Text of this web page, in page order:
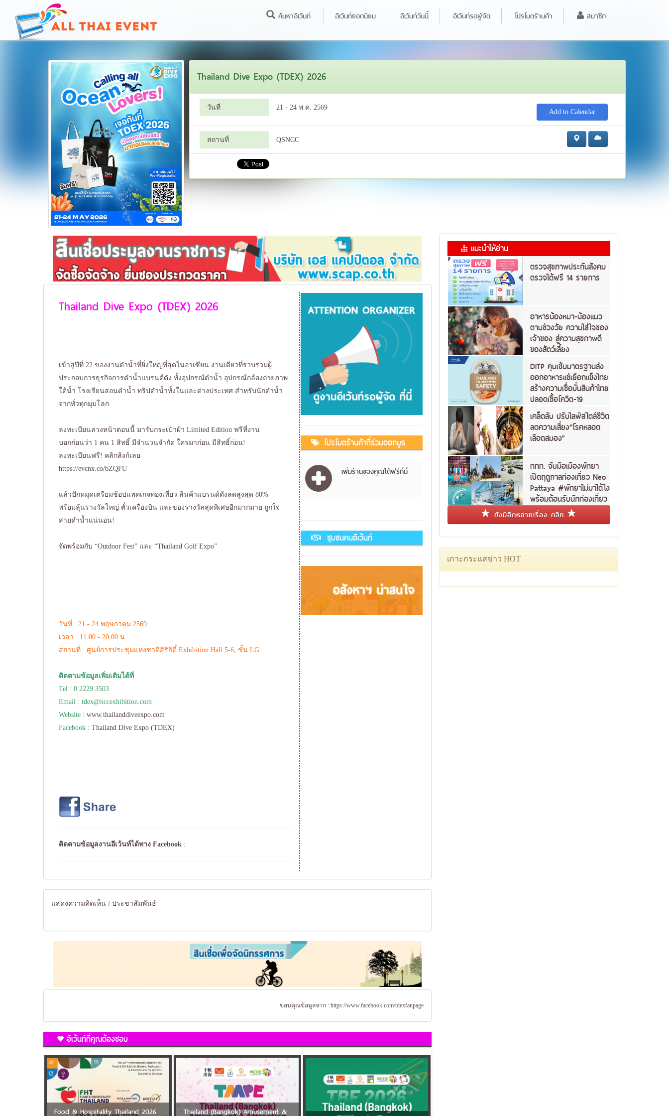
ค้นหาอีเว้นท์ อีเว้นท์ยอดนิยม อีเว้นท์วันนี้ อีเว้นท์รอผู้จัด โปรโมตร้านค้า สมาชิก
Thailand Dive Expo (TDEX) 2026
วันที่ 21 - 24 พ.ค. 2569
Add to Calendar
สถานที่ QSNCC
Thailand Dive Expo (TDEX) 2026
เข้าสู่ปีที่ 22 ของงานดำน้ำที่ยิ่งใหญ่ที่สุดในอาเซียน งานเดียวที่รวบรวมผู้
ประกอบการธุรกิจการดำน้ำแบรนด์ดัง ทั้งอุปกรณ์ดำน้ำ อุปกรณ์กล้องถ่ายภาพ
ใต้น้ำ โรงเรียนสอนดำน้ำ ทริปดำน้ำทั้งในและต่างประเทศ สำหรับนักดำน้ำ
จากทั่วทุกมุมโลก
ลงทะเบียนล่วงหน้าตอนนี้ มารับกระเป๋าผ้า Limited Edition ฟรีที่งาน
บอกก่อนว่า 1 คน 1 สิทธิ์ มีจำนวนจำกัด ใครมาก่อน มีสิทธิ์ก่อน!
ลงทะเบียนฟรี! คลิกลิงก์เลย
https://evcnx.co/bZQFU
แล้วปักหมุดเตรียมช้อปแพคเกจท่องเที่ยว สินค้าแบรนด์ดังลดสูงสุด 80%
พร้อมลุ้นรางวัลใหญ่ ตั๋วเครื่องบิน และของรางวัลสุดพิเศษอีกมากมาย ถูกใจ
สายดำน้ำแน่นอน!
จัดพร้อมกับ “Outdoor Fest” และ “Thailand Golf Expo”
วันที่ : 21 - 24 พฤษภาคม 2569
เวลา : 11.00 - 20.00 น.
สถานที่ : ศูนย์การประชุมแห่งชาติสิริกิติ์ Exhibition Hall 5-6, ชั้น LG
ติดตามข้อมูลเพิ่มเติมได้ที่
Tel : 0 2229 3503
Email : tdex@nccexhibition.com
Website : www.thailanddiveexpo.com
Facebook : Thailand Dive Expo (TDEX)
ติดตามข้อมูลงานอีเว้นท์ได้ทาง Facebook :
โปรโมตร้านค้าที่ร่วมออกบูธ
เพิ่มร้านของคุณได้ฟรีที่นี่
ชุมชนคนอีเว้นท์
แสดงความคิดเห็น / ประชาสัมพันธ์
ขอบคุณข้อมูลจาก : https://www.facebook.com/tdexfanpage
อีเว้นท์ที่คุณต้องชอบ
Food & Hospitality Thailand 2026
Thailand (Bangkok) Amusement &
แนะนำให้อ่าน
ตรวจสุขภาพประกันสังคม
ตรวจได้ฟรี 14 รายการ
อาหารน้องหมา-น้องแมว
ตามช่วงวัย ความใส่ใจของ
เจ้าของ สู่ความสุขภาพดี
ของสัตว์เลี้ยง
DITP คุมเข้มมาตรฐานส่ง
ออกอาหารแช่เยือกแข็งไทย
สร้างความเชื่อมั่นสินค้าไทย
ปลอดเชื้อโควิด-19
เคล็ดลับ ปรับไลฟ์สไตล์ชีวิต
ลดความเสี่ยง“โรคหลอด
เลือดสมอง”
ททท. จับมือเมืองพัทยา
เปิดฤดูกาลท่องเที่ยว Neo
Pattaya #พัทยาไม่มาได้ไง
พร้อมต้อนรับนักท่องเที่ยว
ชาวไทย
ยังมีอีกหลายเรื่อง คลิก
เกาะกระแสข่าว HOT